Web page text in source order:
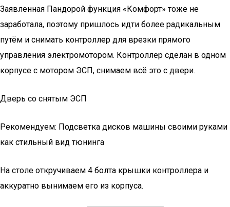
Заявленная Пандорой функция «Комфорт» тоже не
заработала, поэтому пришлось идти более радикальным
путём и снимать контроллер для врезки прямого
управления электромотором. Контроллер сделан в одном
корпусе с мотором ЭСП, снимаем всё это с двери.
Дверь со снятым ЭСП
Рекомендуем: Подсветка дисков машины своими руками
как стильный вид тюнинга
На столе откручиваем 4 болта крышки контроллера и
аккуратно вынимаем его из корпуса.